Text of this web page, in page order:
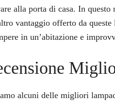
alla porta di casa. In
vantaggio offerto da
in un’abitazione e
alcuni delle migliori